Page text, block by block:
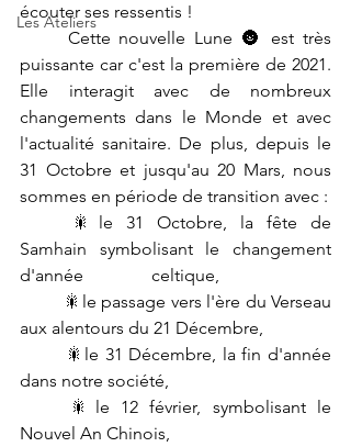
Les Ateliers
écouter ses ressentis !
puissante car c'est la première de 2021.
Elle interagit avec de nombreux
changements dans le Monde et avec
l'actualité sanitaire. De plus, depuis le
31 Octobre et jusqu'au 20 Mars, nous
sommes en période de transition avec :
Samhain symbolisant le changement
d'année 		celtique,
aux alentours du 21 Décembre,
dans notre société,
Nouvel An Chinois,